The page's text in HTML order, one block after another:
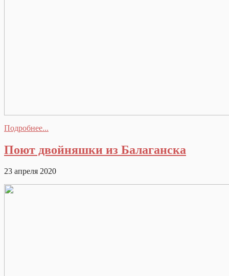
Подробнее...
Поют двойняшки из Балаганска
23 апреля 2020